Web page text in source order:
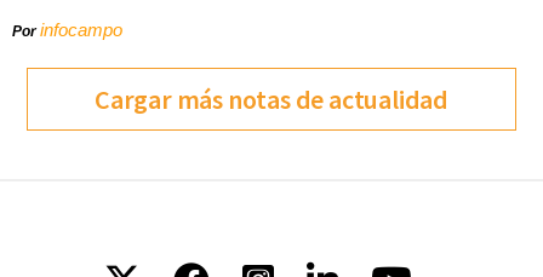
Porinfocampo
Cargar más notas de actualidad